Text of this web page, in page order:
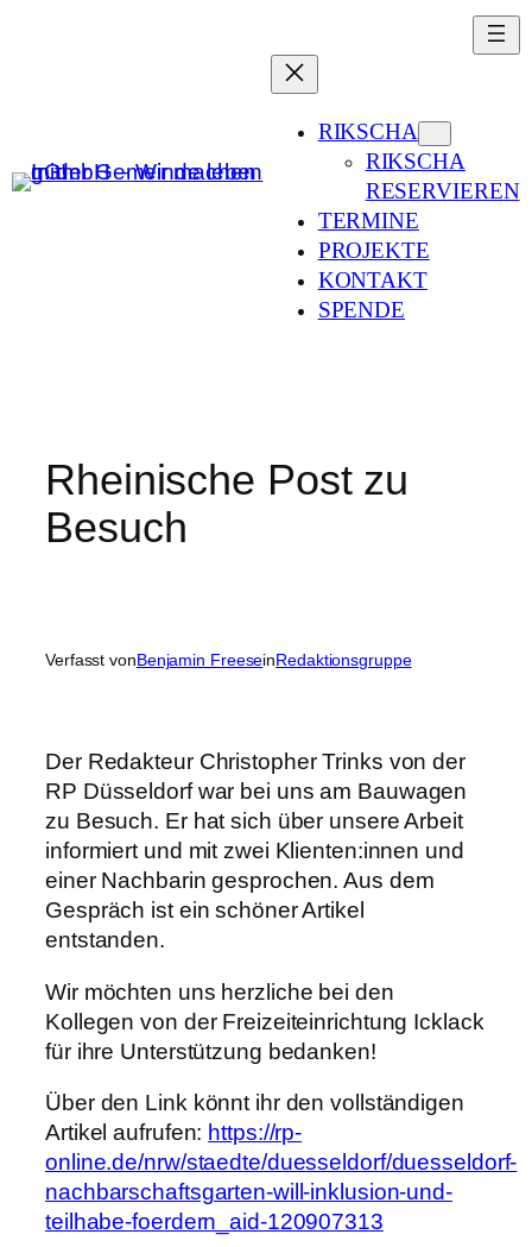
RIKSCHA
RIKSCHA
RESERVIEREN
TERMINE
PROJEKTE
KONTAKT
SPENDE
Rheinische Post zu
Besuch
Verfasst vonBenjamin FreeseinRedaktionsgruppe
Der Redakteur Christopher Trinks von der
RP Düsseldorf war bei uns am Bauwagen
zu Besuch. Er hat sich über unsere Arbeit
informiert und mit zwei Klienten:innen und
einer Nachbarin gesprochen. Aus dem
Gespräch ist ein schöner Artikel
entstanden.
Wir möchten uns herzliche bei den
Kollegen von der Freizeiteinrichtung Icklack
für ihre Unterstützung bedanken!
Über den Link könnt ihr den vollständigen
Artikel aufrufen: https://rp-
online.de/nrw/staedte/duesseldorf/duesseldorf-
nachbarschaftsgarten-will-inklusion-und-
teilhabe-foerdern_aid-120907313